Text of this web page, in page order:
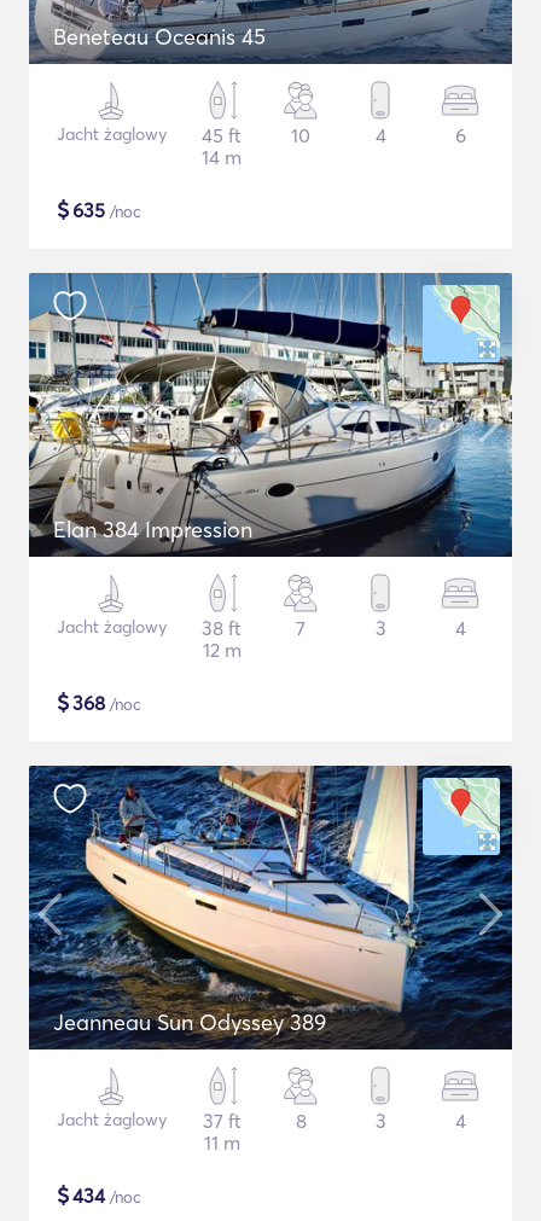
Beneteau Oceanis 45
Jacht żaglowy
45 ft
14 m
10 4 6
$635 /noc
Elan 384 Impression
Jacht żaglowy
38 ft
12 m
7 3 4
$368 /noc
Jeanneau Sun Odyssey 389
Jacht żaglowy
37 ft
11 m
8 3 4
$434/noc